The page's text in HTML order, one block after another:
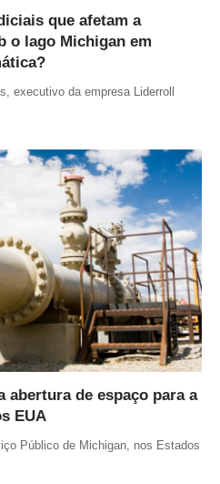
que afetam a
o lago Michigan em
executivo da empresa Liderroll
abertura de espaço para a
EUA
Público de Michigan, nos Estados